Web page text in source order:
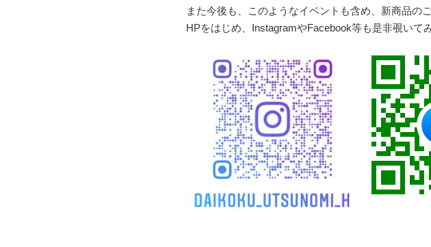
また今後も、このようなイベントも含め、新商品の
HPをはじめ、InstagramやFacebook等も是非覗いて